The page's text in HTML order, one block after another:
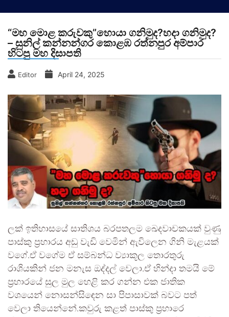
“මහ මොළ කරුවකු”හොයා ගනිමුද?හදා ගනිමුද?
– සුනිල් කන්නන්ගර කොළඹ රත්නපුර අම්පාර
හිටපු මහ දිසාපති
Editor April 24, 2025
ලක් ඉතිහාසයේ සාතිශය බරපතලම ඛෙදවාචකයක් වුණු
පාස්කු ප්‍රහාරය අඩු වැඩි වෙමින් ඇවිලෙන ගිනි මැළයක්
වගේ.ඒ වගේම ඒ සම්බන්ධ ව්‍යාකූල තොරතුරු
රාශියකින් ජන මනැස ඔද්දල් වෙලා.ඒ හින්දා තමයි මේ
ප්‍රහාරයේ සුල මුල හෙළි කර ගන්න එක ජාතික
වශයෙන් නොසන්සිඳෙන සා පිපාසාවක් බවට පත්
වෙලා තියෙන්නේ.කවුරු කළත් පාස්කු ප්‍රහාරෙ